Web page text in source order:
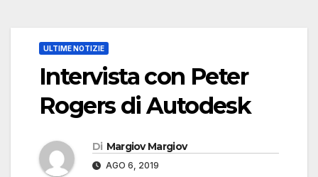
ULTIME NOTIZIE
Intervista con Peter
Rogers di Autodesk
Di Margiov Margiov
AGO 6, 2019